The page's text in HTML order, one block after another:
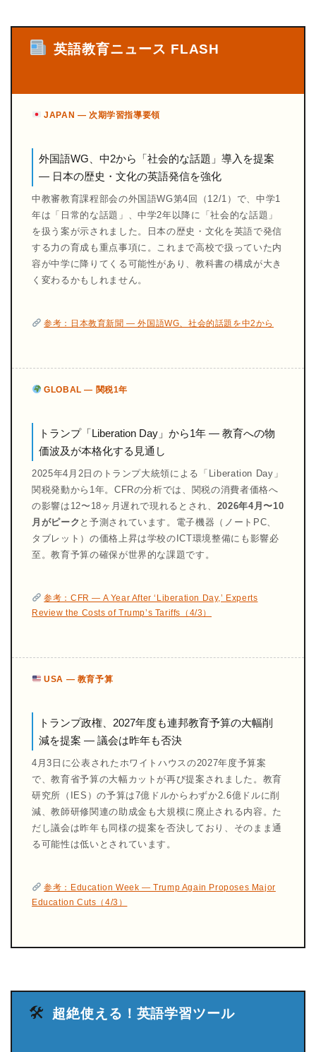
英語教育ニュース FLASH
JAPAN — 次期学習指導要領
外国語WG、中2から「社会的な話題」導入を提案
— 日本の歴史・文化の英語発信を強化
中教審教育課程部会の外国語WG第4回（12/1）で、中学1
年は「日常的な話題」、中学2年以降に「社会的な話題」
を扱う案が示されました。日本の歴史・文化を英語で発信
する力の育成も重点事項に。これまで高校で扱っていた内
容が中学に降りてくる可能性があり、教科書の構成が大き
く変わるかもしれません。
参考：日本教育新聞 — 外国語WG、社会的話題を中2から
GLOBAL — 関税1年
トランプ「Liberation Day」から1年 — 教育への物
価波及が本格化する見通し
2025年4月2日のトランプ大統領による「Liberation Day」
関税発動から1年。CFRの分析では、関税の消費者価格へ
の影響は12〜18ヶ月遅れで現れるとされ、 2026年4月〜10
月がピーク と予測されています。電子機器（ノートPC、
タブレット）の価格上昇は学校のICT環境整備にも影響必
至。教育予算の確保が世界的な課題です。
参考：CFR — A Year After ‘Liberation Day,’ Experts
Review the Costs of Trump’s Tariffs（4/3）
USA — 教育予算
トランプ政権、2027年度も連邦教育予算の大幅削
減を提案 — 議会は昨年も否決
4月3日に公表されたホワイトハウスの2027年度予算案
で、教育省予算の大幅カットが再び提案されました。教育
研究所（IES）の予算は7億ドルからわずか2.6億ドルに削
減、教師研修関連の助成金も大規模に廃止される内容。た
だし議会は昨年も同様の提案を否決しており、そのまま通
る可能性は低いとされています。
参考：Education Week — Trump Again Proposes Major
Education Cuts（4/3）
🛠 超絶使える！英語学習ツール